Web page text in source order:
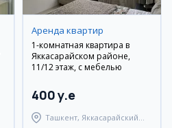
Аренда квартир
1-комнатная квартира в
Яккасарайском районе,
11/12 этаж, с мебелью
400 y.e
Ташкент, Яккасарайский